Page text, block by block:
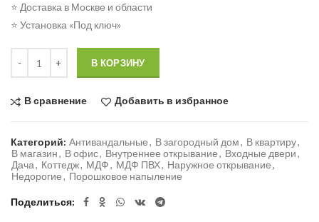
⭐ Доставка в Москве и области
⭐ Установка «Под ключ»
В КОРЗИНУ
В сравнение Добавить в избранное
Категорий: Антивандальные, В загородный дом, В квартиру,
В магазин, В офис, Внутреннее открывание, Входные двери,
Дача, Коттедж, МДФ, МДФ ПВХ, Наружное открывание,
Недорогие, Порошковое напыление
Поделиться